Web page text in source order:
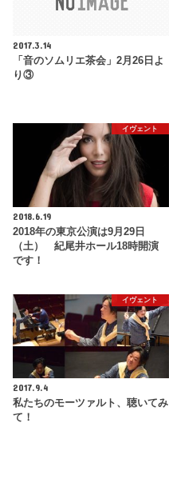
2017.3.14
「音のソムリエ茶会」2月26日よ
り③
イヴェント
2018.6.19
2018年の東京公演は9月29日
（土） 紀尾井ホール18時開演
です！
イヴェント
2017.9.4
私たちのモーツァルト、聴いてみ
て！